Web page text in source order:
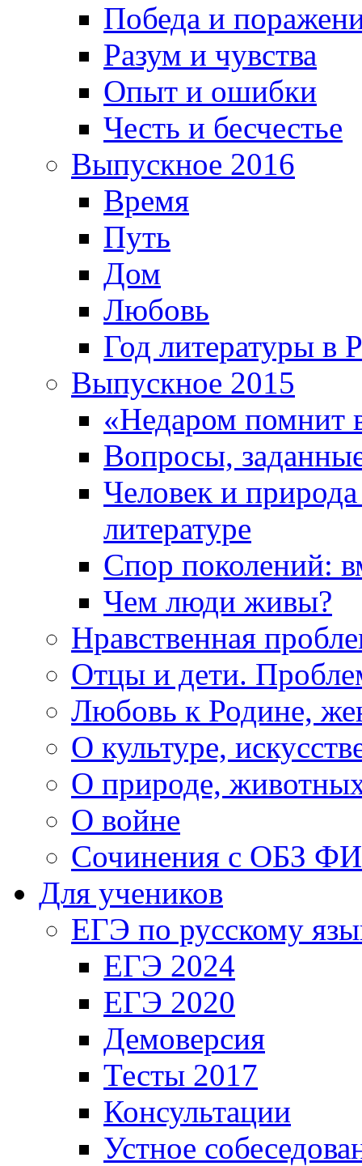
Победа и
Разум и чувства
Опыт и ошибки
Честь и бесчестье
Выпускное 2016
Время
Путь
Дом
Любовь
Год литературы в
Выпускное 2015
«Недаром помнит
Вопросы,
Человек и
литературе
Спор поколений:
Чем люди живы?
Нравственная
Отцы и дети.
Любовь к Родине,
О культуре,
О природе,
О войне
Сочинения с ОБЗ
Для учеников
ЕГЭ по русскому
ЕГЭ 2024
ЕГЭ 2020
Демоверсия
Тесты 2017
Консультации
Устное